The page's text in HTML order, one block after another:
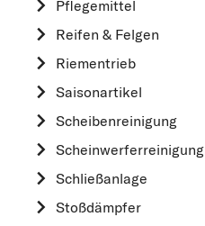
Pflegemittel
Reifen & Felgen
Riementrieb
Saisonartikel
Scheibenreinigung
Scheinwerferreinigung
Schließanlage
Stoßdämpfer